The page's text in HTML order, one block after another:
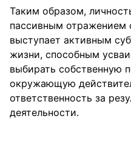
Таким образом,
пассивным отражением
выступает активным
жизни, способным
выбирать собственную
окружающую
ответственность за
деятельности.